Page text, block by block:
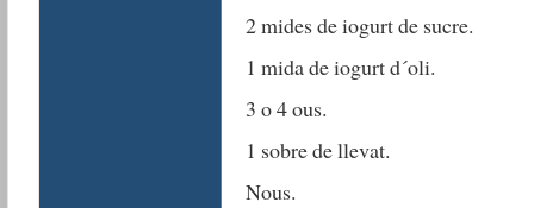
2 mides de iogurt de sucre.
1 mida de iogurt d´oli.
3 o 4 ous.
1 sobre de llevat.
Nous.